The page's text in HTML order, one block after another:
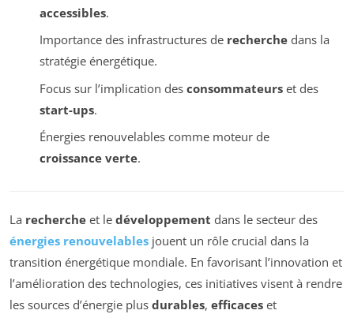
accessibles.
Importance des infrastructures de recherchedans la
stratégie énergétique.
Focus sur l’implication des consommateurset des
start-ups.
Énergies renouvelables comme moteur de
croissance verte.
La recherche et le développement dans le secteur des
énergies renouvelables jouent un rôle crucial dans la
transition énergétique mondiale. En favorisant l’innovation et
l’amélioration des technologies, ces initiatives visent à rendre
les sources d’énergie plus durables, efficaces et